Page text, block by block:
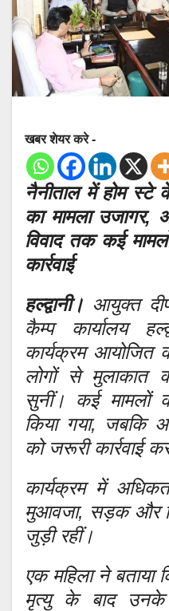
खबर शेयर करे -
नैनीताल में होम स्टे
का मामला उजागर,
विवाद तक कई
कार्रवाई
हल्द्वानी। आयुक्त
कैम्प कार्यालय
कार्यक्रम आयोजित
लोगों से मुलाकात
सुनीं। कई मामलों
किया गया, जबकि
को जरूरी कार्रवाई
कार्यक्रम में
मुआवजा, सड़क और
जुड़ी रहीं।
एक महिला ने बताया
मृत्यु के बाद उनके